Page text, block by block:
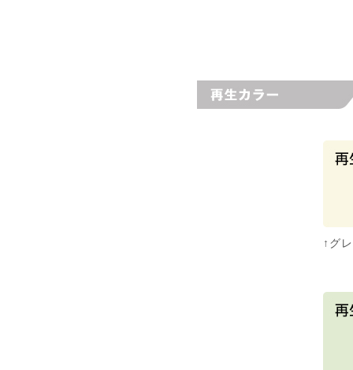
↑グ